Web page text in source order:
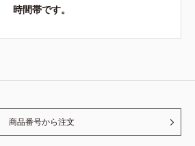
時間帯です。
商品番号から注文